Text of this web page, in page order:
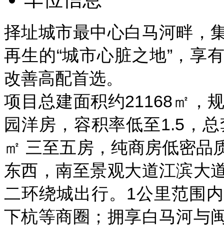
择址城市最中心白马河畔，
再生的“城市心脏之地”，享
改善高配首选。
项目总建面积约21168㎡，
园洋房，容积率低至1.5 ，
㎡ 三至五房，纯商房低密品
东西，南至景观大道江滨大
二环绕城出行。 1公里范围
下杭等商圈；拥享白马河与